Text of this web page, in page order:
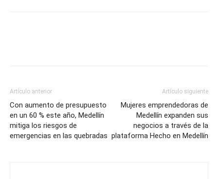
Artículo anterior
Con aumento de presupuesto
en un 60 % este año, Medellín
mitiga los riesgos de
emergencias en las quebradas
Artículo siguiente
Mujeres emprendedoras de
Medellín expanden sus
negocios a través de la
plataforma Hecho en Medellín